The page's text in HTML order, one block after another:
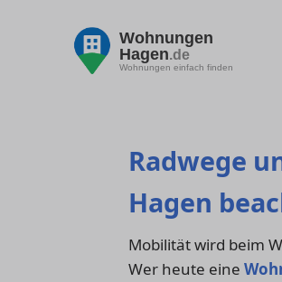
Wohnungen
Hagen.de
Wohnungen einfach finden
Radwege
Hagen
Mobilität wird beim
Wer heute eine